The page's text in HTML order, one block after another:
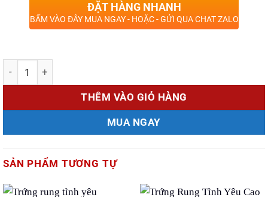
ĐẶT HÀNG NHANH
BẤM VÀO ĐÂY MUA NGAY - HOẶC - GỬI QUA CHAT ZALO
THÊM VÀO GIỎ HÀNG
MUA NGAY
SẢN PHẨM TƯƠNG TỰ